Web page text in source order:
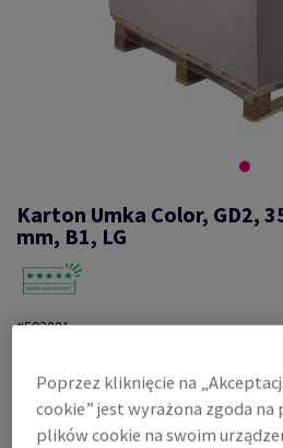
Karton Umka Color, GD2,
mm, B1, LG
#593881
makulaturowa, GD2, 350g/m2, 0.450 mm,
FSC Mix Credit
Zobacz dane techniczne
Poprzez kliknięcie na
cookie” jest wyrażona zgoda na
plików cookie na swoim